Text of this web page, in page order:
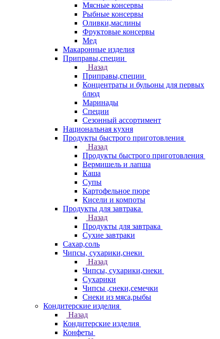
Мясные консервы
Рыбные консервы
Оливки,маслины
Фруктовые консервы
Мед
Макаронные изделия
Приправы,специи
Назад
Приправы,специи
Концентраты и бульоны для первых
блюд
Маринады
Специи
Сезонный ассортимент
Национальная кухня
Продукты быстрого приготовления
Назад
Продукты быстрого приготовления
Вермишель и лапша
Каша
Супы
Картофельное пюре
Кисели и компоты
Продукты для завтрака
Назад
Продукты для завтрака
Сухие завтраки
Сахар,соль
Чипсы, сухарики,снеки
Назад
Чипсы, сухарики,снеки
Сухарики
Чипсы ,снеки,семечки
Снеки из мяса,рыбы
Кондитерские изделия
Назад
Кондитерские изделия
Конфеты